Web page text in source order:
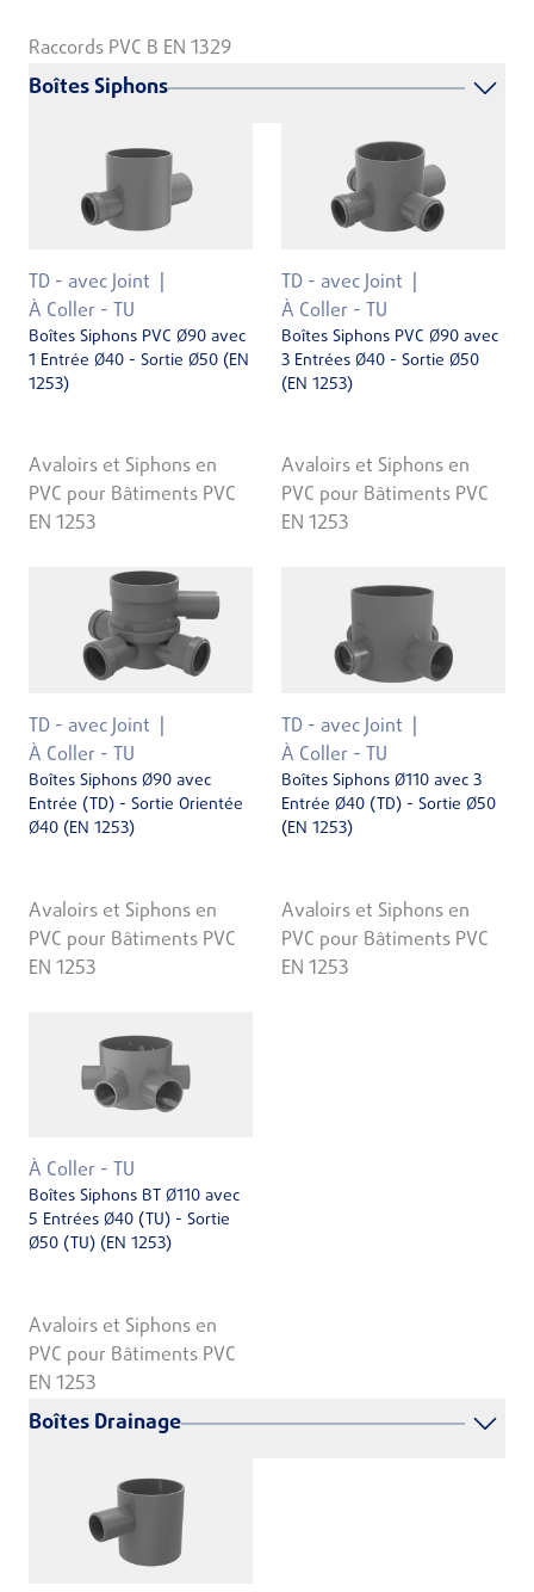
Raccords PVC B EN 1329
Boîtes Siphons
TD - avec Joint
À Coller - TU
Boîtes Siphons PVC Ø90 avec
1 Entrée Ø40 - Sortie Ø50 (EN
1253)
Avaloirs et Siphons en
PVC pour Bâtiments PVC
EN 1253
TD - avec Joint
À Coller - TU
Boîtes Siphons PVC Ø90 avec
3 Entrées Ø40 - Sortie Ø50
(EN 1253)
Avaloirs et Siphons en
PVC pour Bâtiments PVC
EN 1253
TD - avec Joint
À Coller - TU
Boîtes Siphons Ø90 avec
Entrée (TD) - Sortie Orientée
Ø40 (EN 1253)
Avaloirs et Siphons en
PVC pour Bâtiments PVC
EN 1253
TD - avec Joint
À Coller - TU
Boîtes Siphons Ø110 avec 3
Entrée Ø40 (TD) - Sortie Ø50
(EN 1253)
Avaloirs et Siphons en
PVC pour Bâtiments PVC
EN 1253
À Coller - TU
Boîtes Siphons BT Ø110 avec
5 Entrées Ø40 (TU) - Sortie
Ø50 (TU) (EN 1253)
Avaloirs et Siphons en
PVC pour Bâtiments PVC
EN 1253
Boîtes Drainage